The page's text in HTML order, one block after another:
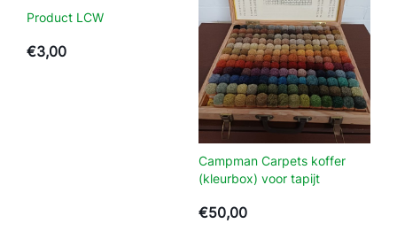
a
t
Product LCW
€3,00
Campman Carpets koffer
(kleurbox) voor tapijt
€50,00